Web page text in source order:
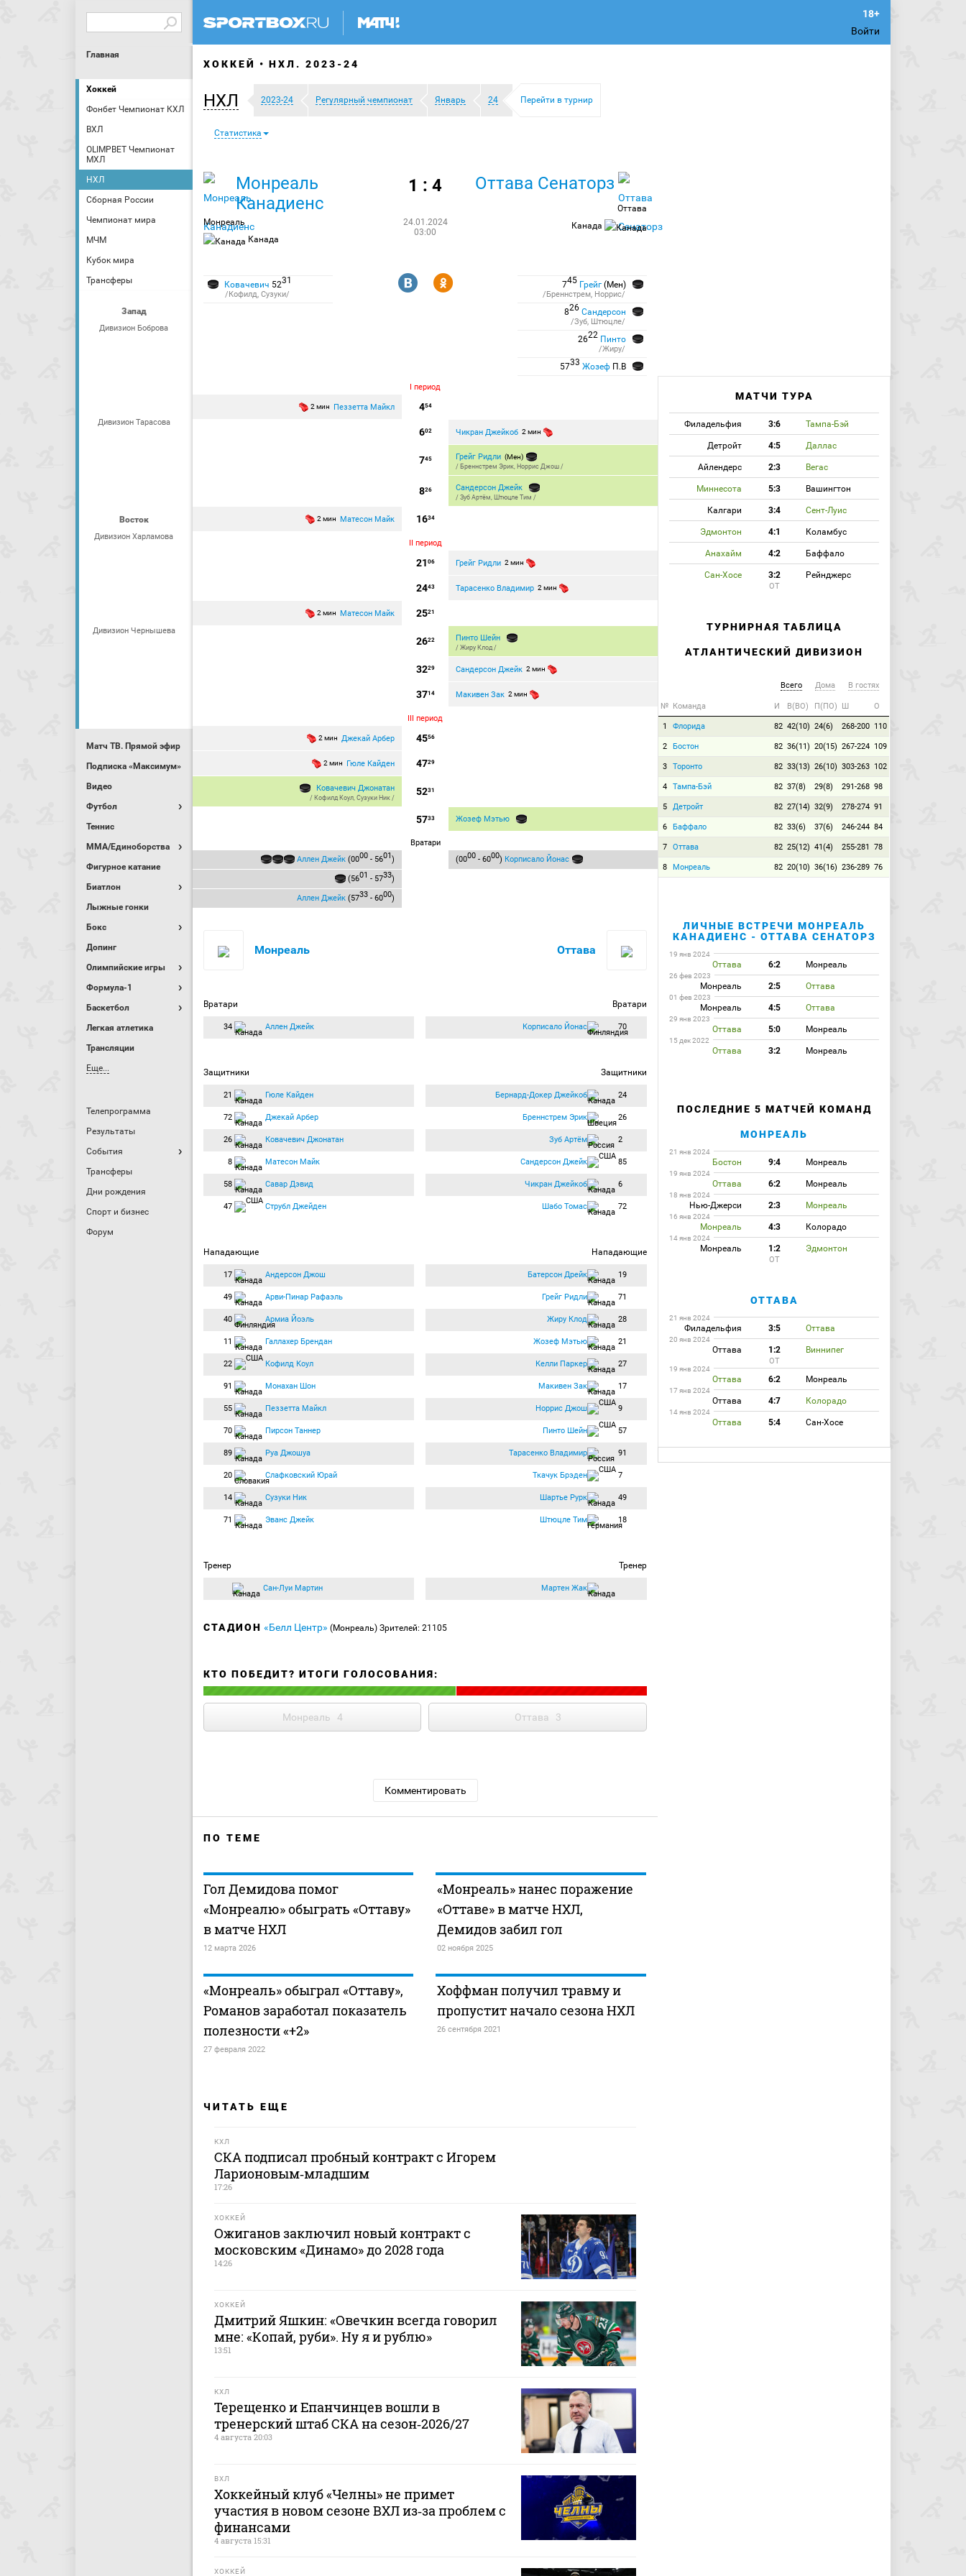
Войти
Главная
Хоккей
Фонбет Чемпионат КХЛ
ВХЛ
OLIMPBET Чемпионат
МХЛ
НХЛ
Сборная России
Чемпионат мира
МЧМ
Кубок мира
Трансферы
Запад
Дивизион Боброва
Дивизион Тарасова
Восток
Дивизион Харламова
Дивизион Чернышева
Матч ТВ. Прямой эфир
Подписка «Максимум»
Видео
Футбол
Теннис
MMA/Единоборства
Фигурное катание
Биатлон
Лыжные гонки
Бокс
Допинг
Олимпийские игры
Формула-1
Баскетбол
Легкая атлетика
Трансляции
Еще...
Телепрограмма
Результаты
События
Трансферы
Дни рождения
Спорт и бизнес
Форум
ХОККЕЙ НХЛ. 2023-24
НХЛ 2023-24 Регулярный чемпионат Январь 24 Перейти в турнир
Статистика
Монреаль
Канадиенс
Монреаль
Канада
1 : 4
24.01.2024
03:00
Оттава Сенаторз
Оттава
Канада
Ковачевич 5231
/Кофилд, Сузуки/
R Y 745 Грейг (Мен)
/Бреннстрем, Норрис/
826 Сандерсон
/Зуб, Штюцле/
2622 Пинто
/Жиру/
5733 Жозеф П.В
I период
454
2 мин Пеззетта Майкл
602 Чикран Джейкоб 2 мин
745 Грейг Ридли (Мен)
/ Бреннстрем Эрик, Норрис Джош /
826 Сандерсон Джейк
/Зуб Артём, Штюцле Тим /
1634
2 мин Матесон Майк
II период
21 06 Грейг Ридли 2 мин
2443 Тарасенко Владимир 2 мин
2521
2 мин Матесон Майк
2622 Пинто Шейн
/Жиру Клод /
3229 Сандерсон Джейк 2 мин
3714 Макивен Зак 2 мин
III период
4556
2 мин Джекай Арбер
4729
2 мин Гюле Кайден
5231
Ковачевич Джонатан
/ Кофилд Коул,Сузуки Ник /
5733 Жозеф Мэтью
Вратари
Аллен Джейк (0000 - 5601)
(5601 - 5733)
Аллен Джейк (5733 - 6000)
(0000 - 6000) Корписало Йонас
Монреаль
Вратари
34 Аллен Джейк
Защитники
21 Гюле Кайден
72 Джекай Арбер
26 Ковачевич Джонатан
8 Матесон Майк
58 Савар Дэвид
47 Струбл Джейден
Нападающие
17 Андерсон Джош
49 Арви-Пинар Рафаэль
40 Армиа Йоэль
11 Галлахер Брендан
22 Кофилд Коул
91 Монахан Шон
55 Пеззетта Майкл
70 Пирсон Таннер
89 Руа Джошуа
20 Слафковский Юрай
14 Сузуки Ник
71 Эванс Джейк
Тренер
Сан-Луи Мартин
Оттава
Вратари
Корписало Йонас 70
Защитники
Бернард-Докер Джейкоб 24
Бреннстрем Эрик 26
Зуб Артём 2
Сандерсон Джейк 85
Чикран Джейкоб 6
Шабо Томас 72
Нападающие
Батерсон Дрейк 19
Грейг Ридли 71
Жиру Клод 28
Жозеф Мэтью 21
Келли Паркер 27
Макивен Зак 17
Норрис Джош 9
Пинто Шейн 57
Тарасенко Владимир 91
Ткачук Брэден 7
Шартье Рурк 49
Штюцле Тим 18
Тренер
Мартен Жак
СТАДИОН «Белл Центр» (Монреаль) Зрителей: 21105
КТО ПОБЕДИТ? ИТОГИ ГОЛОСОВАНИЯ:
Монреаль 4 Оттава 3
Комментировать
ПО ТЕМЕ
Гол Демидова помог
«Монреалю» обыграть «Оттаву»
в матче НХЛ
12 марта 2026
«Монреаль» нанес поражение
«Оттаве» в матче НХЛ,
Демидов забил гол
02 ноября 2025
«Монреаль» обыграл «Оттаву»,
Романов заработал показатель
полезности «+2»
27 февраля 2022
Хоффман получил травму и
пропустит начало сезона НХЛ
26 сентября 2021
ЧИТАТЬ ЕЩЕ
КХЛ
СКА подписал пробный контракт с Игорем
Ларионовым‑младшим
17:26
ХОККЕЙ
Ожиганов заключил новый контракт с
московским «Динамо» до 2028 года
14:26
ХОККЕЙ
Дмитрий Яшкин: «Овечкин всегда говорил
мне: «Копай, руби». Ну я и рублю»
13:51
КХЛ
Терещенко и Епанчинцев вошли в
тренерский штаб СКА на сезон‑2026/27
4 августа 20:03
ВХЛ
Хоккейный клуб «Челны» не примет
участия в новом сезоне ВХЛ из‑за проблем с
финансами
4 августа 15:31
ХОККЕЙ
МАТЧИ ТУРА
Филадельфия 3:6 Тампа-Бэй
Детройт 4:5 Даллас
Айлендерс 2:3 Вегас
Миннесота 5:3 Вашингтон
Калгари 3:4 Сент-Луис
Эдмонтон 4:1 Коламбус
Анахайм 4:2 Баффало
Сан-Хосе 3:2 Рейнджерс
ОТ
ТУРНИРНАЯ ТАБЛИЦА
АТЛАНТИЧЕСКИЙ ДИВИЗИОН
Всего Дома В гостях
№ Команда И В(ВО) П(ПО) Ш О
1 Флорида 82 42(10) 24(6) 268-200 110
2 Бостон 82 36(11) 20(15) 267-224 109
3 Торонто 82 33(13) 26(10) 303-263 102
4 Тампа-Бэй 82 37(8) 29(8) 291-268 98
5 Детройт 82 27(14) 32(9) 278-274 91
6 Баффало 82 33(6) 37(6) 246-244 84
7 Оттава 82 25(12) 41(4) 255-281 78
8 Монреаль 82 20(10) 36(16) 236-289 76
ЛИЧНЫЕ ВСТРЕЧИ МОНРЕАЛЬ
КАНАДИЕНС - ОТТАВА СЕНАТОРЗ
19 янв 2024
Оттава 6:2 Монреаль
26 фев 2023
Монреаль 2:5 Оттава
01 фев 2023
Монреаль 4:5 Оттава
29 янв 2023
Оттава 5:0 Монреаль
15 дек 2022
Оттава 3:2 Монреаль
ПОСЛЕДНИЕ 5 МАТЧЕЙ КОМАНД
МОНРЕАЛЬ
21 янв 2024
Бостон 9:4 Монреаль
19 янв 2024
Оттава 6:2 Монреаль
18 янв 2024
Нью-Джерси 2:3 Монреаль
16 янв 2024
Монреаль 4:3 Колорадо
14 янв 2024
Монреаль 1:2 Эдмонтон
ОТ
ОТТАВА
21 янв 2024
Филадельфия 3:5 Оттава
20 янв 2024
Оттава 1:2 Виннипег
ОТ
19 янв 2024
Оттава 6:2 Монреаль
17 янв 2024
Оттава 4:7 Колорадо
14 янв 2024
Оттава 5:4 Сан-Хосе